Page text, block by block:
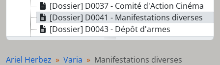
[Dossier] D0037 - Comité d'Action Cinéma
[Dossier] D0041 - Manifestations diverses
[Dossier] D0043 - Dépôt d'armes
[Dossier] D0052 - Lôzane Bouge
Ariel Herbez Varia Manifestations diverses